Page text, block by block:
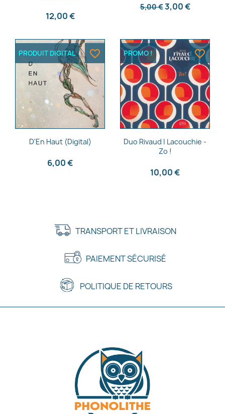
12,00 €
5,00 €3,00 €
Aperçu rapide
D'En Haut (Digital)
6,00 €
PRODUIT DIGITAL favorite_border
Aperçu rapide
Duo Rivaud | Lacouchie -
Zo !
10,00 €
PROMO ! favorite_border
TRANSPORT ET LIVRAISON
PAIEMENT SÉCURISÉ
POLITIQUE DE RETOURS